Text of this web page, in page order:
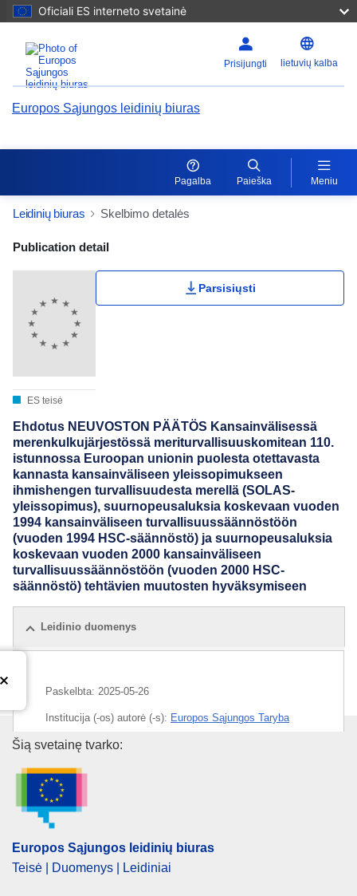
Oficiali ES interneto svetainė
Prisijungti lietuvių kalba
Europos Sąjungos leidinių biuras
Pagalba Paieška Meniu
Leidinių biuras Skelbimo detalės
Publication Detail Actions Portlet
Publication detail
ES teisė
Parsisiųsti
Ehdotus NEUVOSTON PÄÄTÖS Kansainvälisessä
merenkulkujärjestössä meriturvallisuuskomitean 110.
istunnossa Euroopan unionin puolesta otettavasta
kannasta kansainväliseen yleissopimukseen
ihmishengen turvallisuudesta merellä (SOLAS-
yleissopimus), suurnopeusaluksia koskevaan vuoden
1994 kansainväliseen turvallisuussäännöstöön
(vuoden 1994 HSC-säännöstö) ja suurnopeusaluksia
koskevaan vuoden 2000 kansainväliseen
turvallisuussäännöstöön (vuoden 2000 HSC-
säännöstö) tehtävien muutosten hyväksymiseen
Leidinio duomenys
Paskelbta: 2025-05-26
Institucija (-os) autorė (-s): Europos Sąjungos Taryba
IMMC : ST 9398 2025 INIT
Europos Sąjungos leidinių
Šią svetainę tvarko:
Europos Sąjungos leidinių biuras
Teisė | Duomenys | Leidiniai